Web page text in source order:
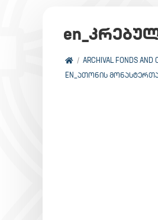
ARCHIVAL FONDS AND
EN_ᲐᲗᲝᲜᲘᲡ